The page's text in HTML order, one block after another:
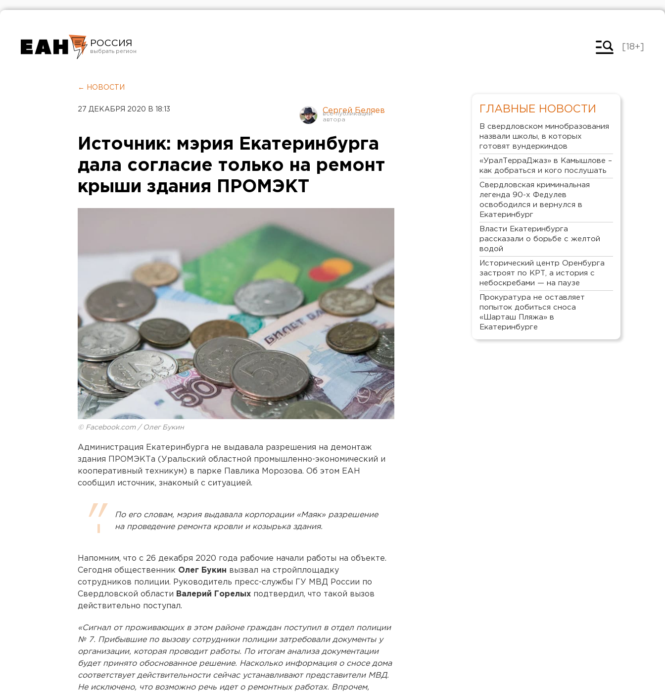
РОССИЯ
Челябинск
[18+]
← НОВОСТИ
27 ДЕКАБРЯ 2020 В 18:13 Сергей Беляев
Источник: мэрия Екатеринбурга
дала согласие только на ремонт
крыши здания ПРОМЭКТ
© Facebook.com / Олег Букин
Администрация Екатеринбурга не выдавала разрешения на демонтаж
здания ПРОМЭКТа (Уральский областной промышленно-экономический и
кооперативный техникум) в парке Павлика Морозова. Об этом ЕАН
сообщил источник, знакомый с ситуацией.
По его словам, мэрия выдавала корпорации «Маяк» разрешение
на проведение ремонта кровли и козырька здания.
Напомним, что с 26 декабря 2020 года рабочие начали работы на объекте.
Сегодня общественник Олег Букин вызвал на стройплощадку
сотрудников полиции. Руководитель пресс-службы ГУ МВД России по
Свердловской области Валерий Горелых подтвердил, что такой вызов
действительно поступал.
«Сигнал от проживающих в этом районе граждан поступил в отдел полиции
№ 7. Прибывшие по вызову сотрудники полиции затребовали документы у
организации, которая проводит работы. По итогам анализа документации
будет принято обоснованное решение. Насколько информация о сносе дома
соответствует действительности сейчас устанавливают представители МВД.
Не исключено, что возможно речь идет о ремонтных работах. Впрочем,
ГЛАВНЫЕ НОВОСТИ
В свердловском минобразования
назвали школы, в которых
готовят вундеркиндов
«УралТерраДжаз» в Камышлове –
как добраться и кого послушать
Свердловская криминальная
легенда 90-х Федулев
освободился и вернулся в
Екатеринбург
Власти Екатеринбурга
рассказали о борьбе с желтой
водой
Исторический центр Оренбурга
застроят по КРТ, а история с
небоскребами — на паузе
Прокуратура не оставляет
попыток добиться сноса
«Шарташ Пляжа» в
Екатеринбурге